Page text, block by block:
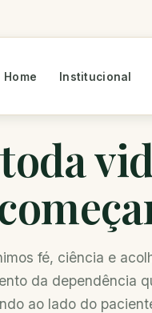
Home Institucional
fé, ciência e
da dependência
ao lado do